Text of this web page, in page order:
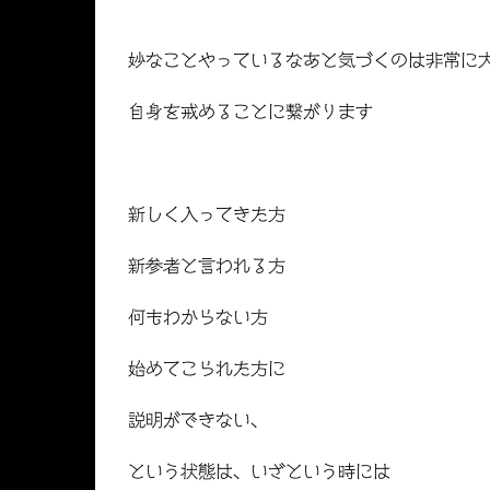
妙なことやっているなあと気づくのは非常に
自身を戒めることに繋がります
新しく入ってきた方
新参者と言われる方
何もわからない方
始めてこられた方に
説明ができない、
という状態は、いざという時には